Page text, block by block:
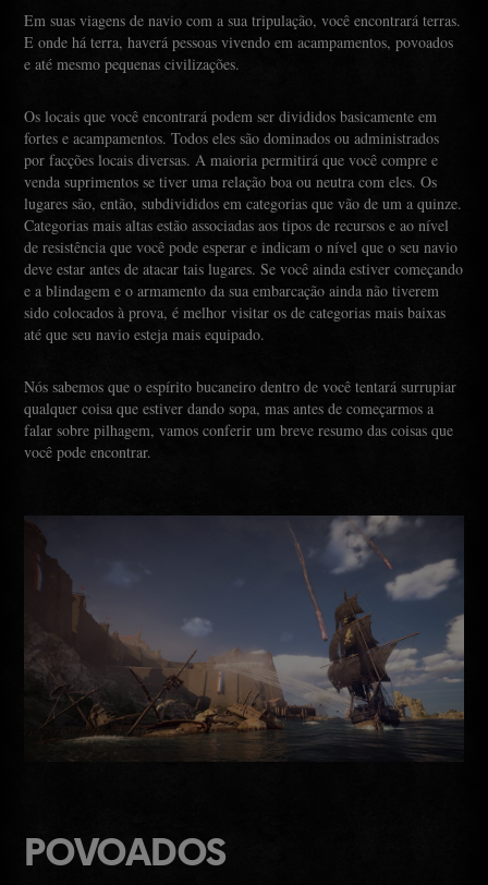
Em suas viagens de navio com a sua tripulação, você encontrará terras.
E onde há terra, haverá pessoas vivendo em acampamentos, povoados
e até mesmo pequenas civilizações.
Os locais que você encontrará podem ser divididos basicamente em
fortes e acampamentos. Todos eles são dominados ou administrados
por facções locais diversas. A maioria permitirá que você compre e
venda suprimentos se tiver uma relação boa ou neutra com eles. Os
lugares são, então, subdivididos em categorias que vão de um a quinze.
Categorias mais altas estão associadas aos tipos de recursos e ao nível
de resistência que você pode esperar e indicam o nível que o seu navio
deve estar antes de atacar tais lugares. Se você ainda estiver começando
e a blindagem e o armamento da sua embarcação ainda não tiverem
sido colocados à prova, é melhor visitar os de categorias mais baixas
até que seu navio esteja mais equipado.
Nós sabemos que o espírito bucaneiro dentro de você tentará surrupiar
qualquer coisa que estiver dando sopa, mas antes de começarmos a
falar sobre pilhagem, vamos conferir um breve resumo das coisas que
você pode encontrar.
POVOADOS